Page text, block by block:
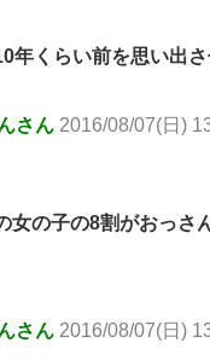
年くらい前を思い出
さん 2016/08/07(日)
女の子の8割がおっさ
さん 2016/08/07(日)